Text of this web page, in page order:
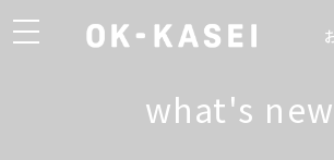
toggle
navigation
what's new